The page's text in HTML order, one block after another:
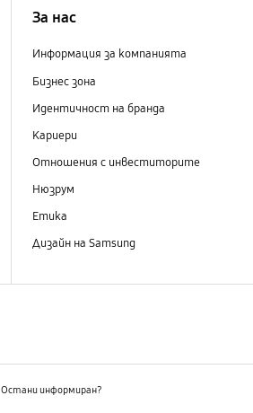
За нас
Информация за компанията
Бизнес зона
Идентичност на бранда
Кариери
Отношения с инвеститорите
Нюзрум
Етика
Дизайн на Samsung
Остани информиран?